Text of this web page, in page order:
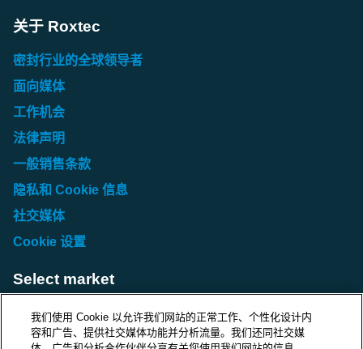
关于 Roxtec
密封行业的全球领导者
面向媒体
工作机会
法律声明
一般销售条款
隐私和 Cookie 信息
社交媒体
Cookie 设置
Select market
Choose local site
我们使用 Cookie 以允许我们网站的正常工作、个性化设计内
容和广告、提供社交媒体功能并分析流量。我们还同社交媒